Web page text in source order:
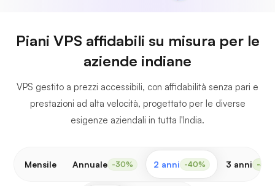
Piani VPS affidabili su misura per le
aziende indiane
VPS gestito a prezzi accessibili, con affidabilità senza pari e
prestazioni ad alta velocità, progettato per le diverse
esigenze aziendali in tutta l'India.
Mensile Annuale -30% 2 anni -40% 3 anni -